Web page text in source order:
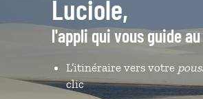
Luciole,
l'appli qui vous guide
L’itinéraire vers votre
clic